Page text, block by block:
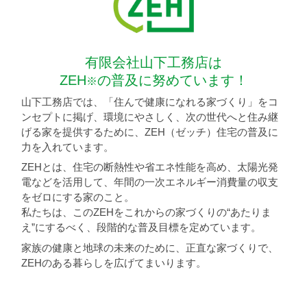
有限会社山下工務店は
ZEH※の普及に努めています！
山下工務店では、「住んで健康になれる家づくり」をコ
ンセプトに掲げ、環境にやさしく、次の世代へと住み継
げる家を提供するために、ZEH（ゼッチ）住宅の普及に
力を入れています。
ZEHとは、住宅の断熱性や省エネ性能を高め、太陽光発
電などを活用して、年間の一次エネルギー消費量の収支
をゼロにする家のこと。
私たちは、このZEHをこれからの家づくりの“あたりま
え”にするべく、段階的な普及目標を定めています。
家族の健康と地球の未来のために、正直な家づくりで、
ZEHのある暮らしを広げてまいります。